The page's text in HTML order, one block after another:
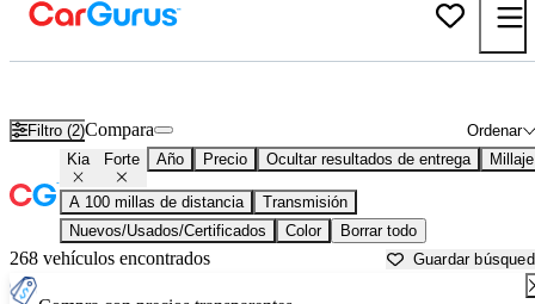
Filtro (2) Ordenar
Compara
Kia Forte Año Precio Ocultar resultados de entrega Millaje
A 100 millas de distancia
Transmisión
Nuevos/Usados/Certificados
Color Borrar todo
268 vehículos encontrados Guardar